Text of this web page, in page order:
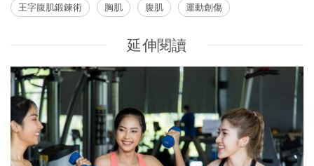
王字腹肌鍛鍊術
胸肌 腹肌 運動創傷
延伸閱讀